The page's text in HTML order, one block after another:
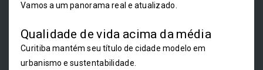
Vamos a um panorama real e atualizado.
Qualidade de vida acima da média
Curitiba mantém seu título de cidade modelo em
urbanismo e sustentabilidade.